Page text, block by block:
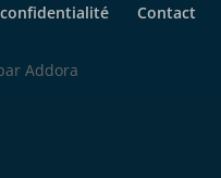
Contact
Addora